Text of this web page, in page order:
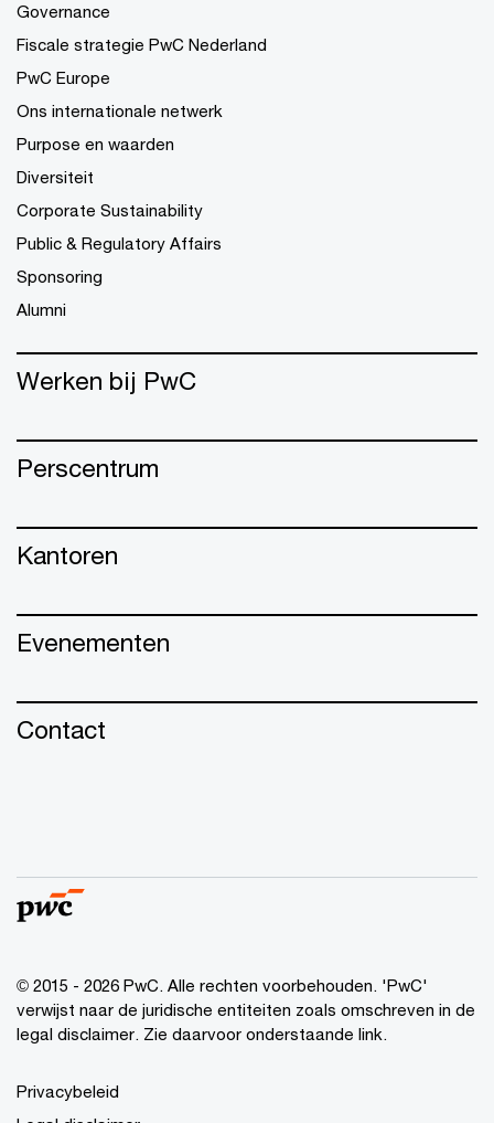
Governance
Fiscale strategie PwC Nederland
PwC Europe
Ons internationale netwerk
Purpose en waarden
Diversiteit
Corporate Sustainability
Public & Regulatory Affairs
Sponsoring
Alumni
Werken bij PwC
Perscentrum
Kantoren
Evenementen
Contact
© 2015 - 2026 PwC. Alle rechten voorbehouden. 'PwC'
verwijst naar de juridische entiteiten zoals omschreven in de
legal disclaimer. Zie daarvoor onderstaande link.
Privacybeleid